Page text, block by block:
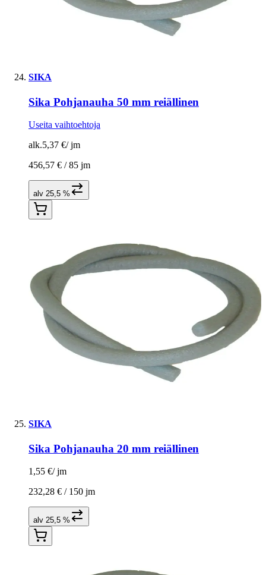
SIKA
Sika Pohjanauha 50 mm reiällinen
Useita vaihtoehtoja
alk.5,37 €/ jm
456,57 € /85 jm
alv 25,5 %
SIKA
Sika Pohjanauha 20 mm reiällinen
1,55 €/ jm
232,28 € / 150 jm
alv 25,5 %